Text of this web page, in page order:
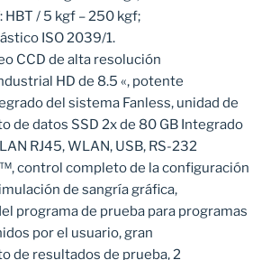
HBT / 5 kgf – 250 kgf;
ISO 2039/1.
CCD de alta resolución
HD de 8.5 «, potente
del sistema Fanless, unidad de
de datos SSD 2x de 80 GB Integrado
RJ45, WLAN, USB, RS-232
™, control completo de la configuración
de sangría gráfica,
programa de prueba para programas
por el usuario, gran
de resultados de prueba, 2